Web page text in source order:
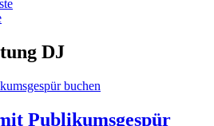
DJ
Publikumsgespür